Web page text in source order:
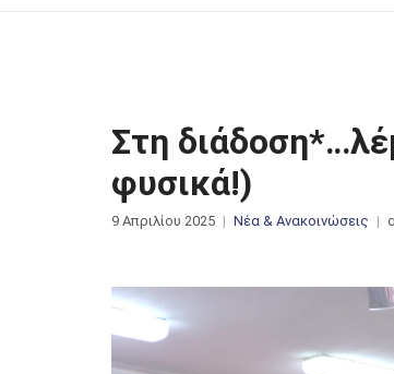
Στη
φυσικά!)
9 Απριλίου 2025 Νέα & Ανακοινώσεις